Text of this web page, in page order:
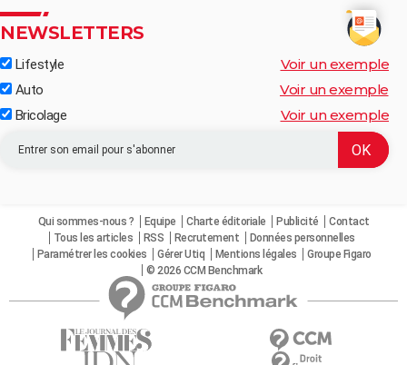
NEWSLETTERS
Lifestyle Voir un exemple
Auto Voir un exemple
Bricolage Voir un exemple
Qui sommes-nous ? Equipe Charte éditoriale Publicité
Contact
Tous les articles
RSS Recrutement
Données personnelles
Paramétrer les cookies
Gérer Utiq Mentions légales
Groupe Figaro
© 2026 CCM Benchmark